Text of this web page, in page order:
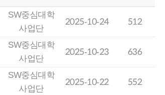
SW중심대학
사업단
2025-10-24 512
SW중심대학
사업단
2025-10-23 636
SW중심대학
사업단
2025-10-22 552